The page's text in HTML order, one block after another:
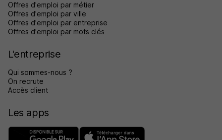
Offres d'emploi par métier
Offres d'emploi par ville
Offres d'emploi par entreprise
Offres d'emploi par mots clés
L'entreprise
Qui sommes-nous ?
On recrute
Accès client
Les apps